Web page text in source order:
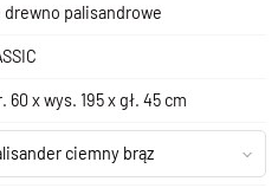
drewno palisandrowe
60 x wys. 195 x gł. 45 cm
ciemny brąz